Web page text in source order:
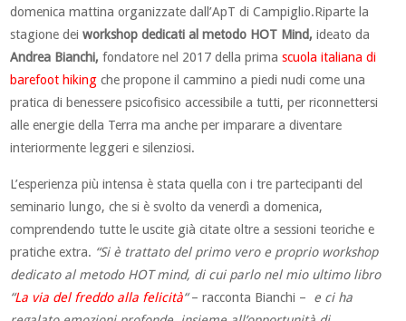
domenica mattina organizzate dall’ApT di Campiglio.Riparte la
stagione deiworkshop dedicati al metodo HOT Mind, ideato da
Andrea Bianchi,fondatore nel 2017 della primascuola italiana di
barefoot hiking che propone il cammino a piedi nudi come una
pratica di benessere psicofisico accessibile a tutti, per riconnettersi
alle energie della Terra ma anche per imparare a diventare
interiormente leggeri e silenziosi.
L’esperienza più intensa è stata quella con i tre partecipanti del
seminario lungo, che si è svolto da venerdì a domenica,
comprendendo tutte le uscite già citate oltre a sessioni teoriche e
pratiche extra. “Si è trattato del primo vero e proprio workshop
dedicato al metodo HOT mind, di cui parlo nel mio ultimo libro
“La via del freddo alla felicità“– racconta Bianchi – e ci ha